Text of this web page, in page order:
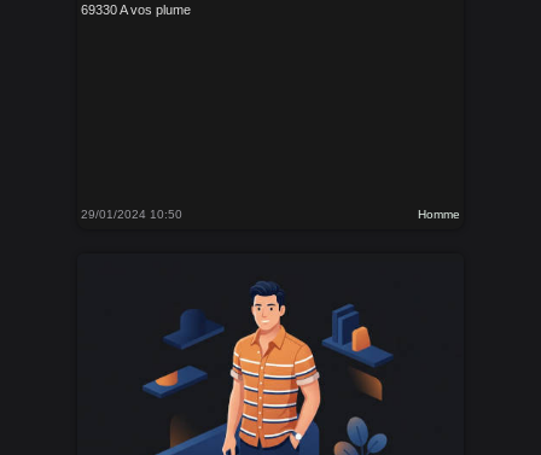
69330 A vos plume
29/01/2024 10:50 Homme